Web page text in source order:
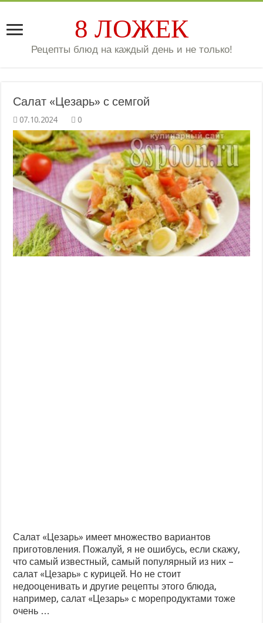
8 ЛОЖЕК
Рецепты блюд на каждый день и не только!
Салат «Цезарь» с семгой
0
Салат «Цезарь» имеет множество вариантов
приготовления. Пожалуй, я не ошибусь, если скажу,
что самый известный, самый популярный из них –
салат «Цезарь» с курицей. Но не стоит
недооценивать и другие рецепты этого блюда,
например, салат «Цезарь» с морепродуктами тоже
очень …